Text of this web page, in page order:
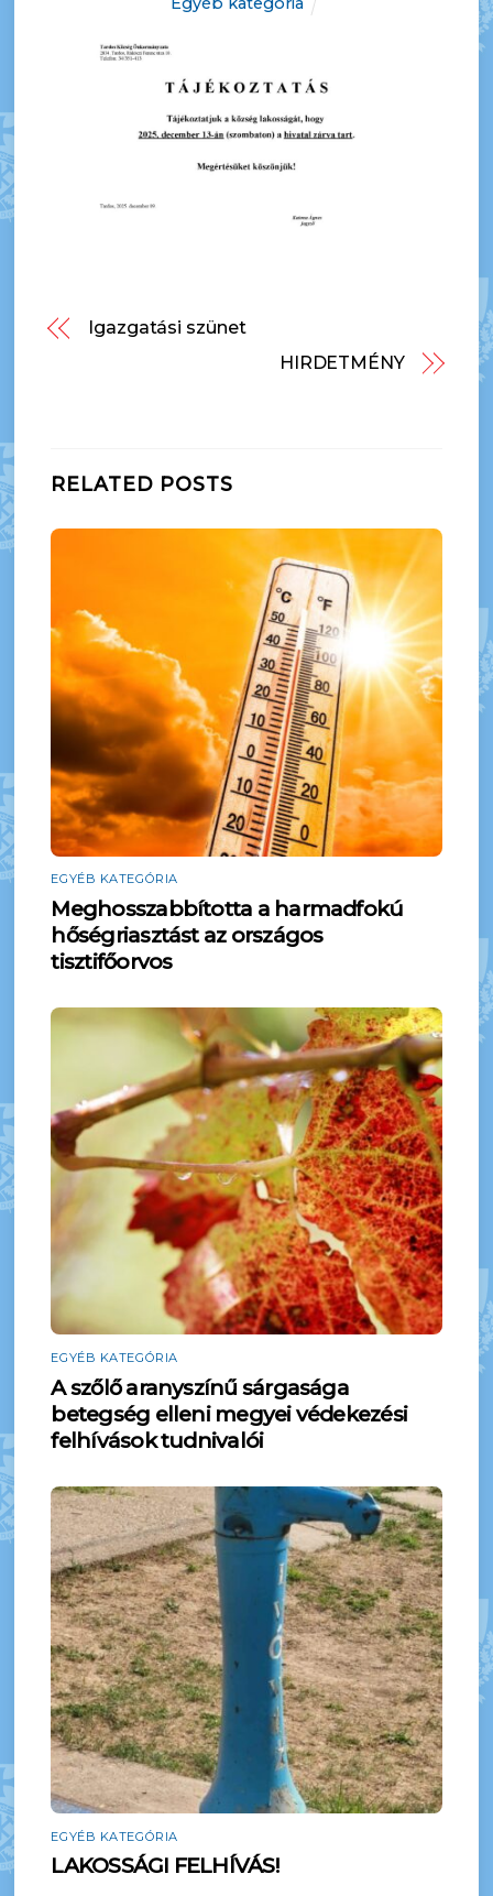
Igazgatási szünet
HIRDETMÉNY
RELATED POSTS
EGYÉB KATEGÓRIA
Meghosszabbította a harmadfokú
hőségriasztást az országos
tisztifőorvos
EGYÉB KATEGÓRIA
A szőlő aranyszínű sárgasága
betegség elleni megyei védekezési
felhívások tudnivalói
EGYÉB KATEGÓRIA
LAKOSSÁGI FELHÍVÁS!